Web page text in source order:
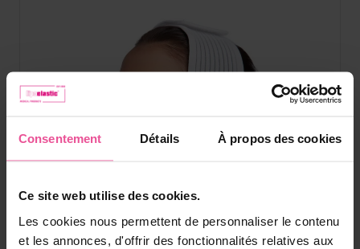
Consentement Détails À propos des cookies
Ce site web utilise des cookies.
Les cookies nous permettent de personnaliser le contenu
et les annonces, d'offrir des fonctionnalités relatives aux